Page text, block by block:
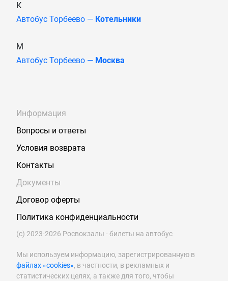
К
Автобус Торбеево — Котельники
М
Автобус Торбеево — Москва
Информация
Вопросы и ответы
Условия возврата
Контакты
Документы
Договор оферты
Политика конфиденциальности
(с) 2023-2026 Росвокзалы - билеты на автобус
Мы используем информацию, зарегистрированную в
файлах «cookies», в частности, в рекламных и
статистических целях, а также для того, чтобы